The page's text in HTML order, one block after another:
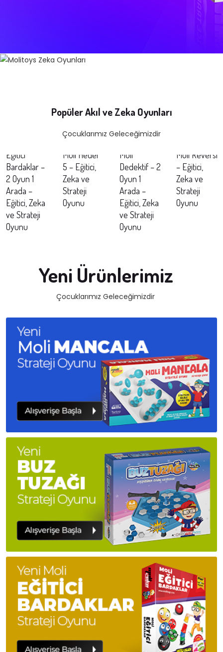
Popüler Akıl ve Zeka Oyunları
Çocuklarımız Geleceğimizdir
İNCELE
Eğitici
Bardaklar –
2 Oyun 1
Arada –
Eğitici, Zeka
ve Strateji
Oyunu
İNCELE
Moli Hedef
5 – Eğitici,
Zeka ve
Strateji
Oyunu
İNCELE
Moli
Dedektif – 2
Oyun 1
Arada –
Eğitici, Zeka
ve Strateji
Oyunu
İNCELE
Moli Reversi
– Eğitici,
Zeka ve
Strateji
Oyunu
Yeni Ürünlerimiz
Çocuklarımız Geleceğimizdir